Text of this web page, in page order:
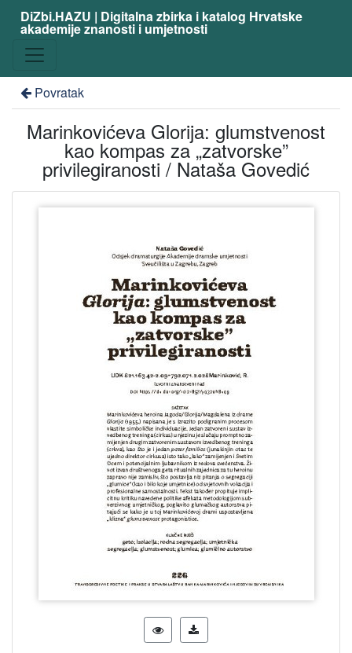
DiZbi.HAZU | Digitalna zbirka i katalog Hrvatske
akademije znanosti i umjetnosti
Povratak
Marinkovićeva Glorija: glumstvenost
kao kompas za „zatvorske”
privilegiranosti / Nataša Govedić